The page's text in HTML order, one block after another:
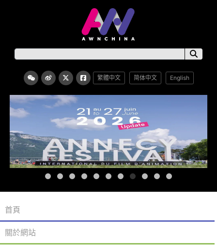
繁體中文 简体中文 English
首頁
關於網站